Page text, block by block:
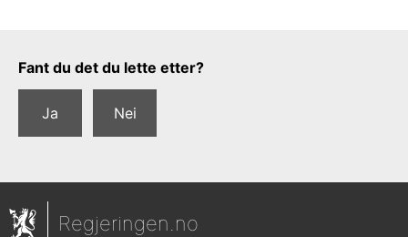
Tilbakemeldingsskjema
Fant du det du lette etter?
Ja Nei
Regjeringen.no